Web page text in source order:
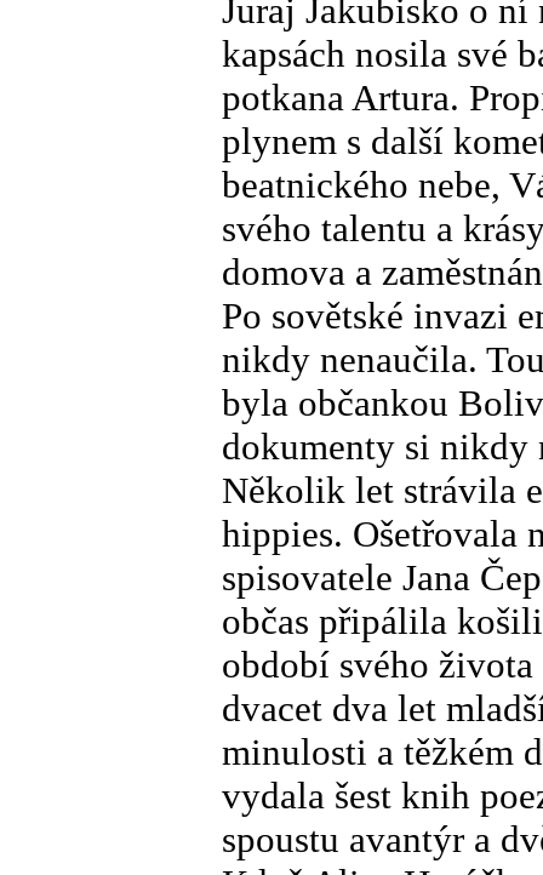
Juraj Jakubisko o
kapsách nosila své
potkana Artura.
plynem s další
beatnického nebe,
svého talentu a
domova a
Po sovětské invazi
nikdy nenaučila.
byla občankou
dokumenty si nikdy
Několik let strávila
hippies. Ošetřovala
spisovatele Jana
občas připálila
období svého
dvacet dva let
minulosti a těžkém
vydala šest knih
spoustu avantýr a